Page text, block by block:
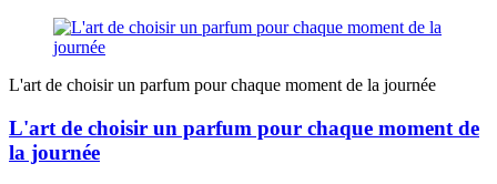
L'art de choisir un parfum pour chaque moment de la journée
L'art de choisir un parfum pour chaque moment de
la journée